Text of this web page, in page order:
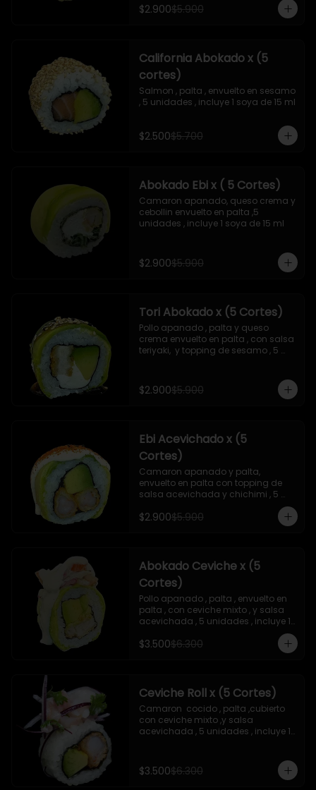
$2.900$5.900
California Abokado x (5
cortes)
Salmon , palta , envuelto en sesamo
, 5 unidades , incluye 1 soya de 15 ml
$2.500$5.700
Abokado Ebi x ( 5 Cortes)
Camaron apanado, queso crema y
cebollin envuelto en palta ,5
unidades , incluye 1 soya de 15 ml
$2.900$5.900
Tori Abokado x (5 Cortes)
Pollo apanado , palta y queso
crema envuelto en palta , con salsa
teriyaki,  y topping de sesamo , 5
$2.900$5.900
Ebi Acevichado x (5
Cortes)
Camaron apanado y palta,
envuelto en palta con topping de
salsa acevichada y chichimi , 5
unidades , incluye 1 soya de 15 ml
$2.900$5.900
Abokado Ceviche x (5
Cortes)
Pollo apanado , palta , envuelto en
palta , con ceviche mixto , y salsa
acevichada , 5 unidades , incluye 1
$3.500$6.300
Ceviche Roll x (5 Cortes)
Camaron  cocido , palta ,cubierto
con ceviche mixto ,y salsa
acevichada , 5 unidades , incluye 1
$3.500$6.300